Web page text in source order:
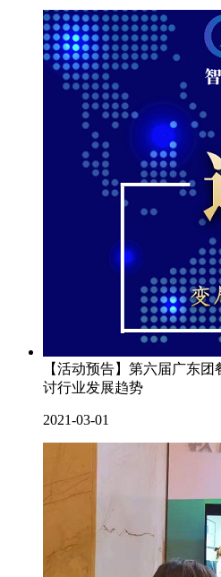
【活动预告】第六届广东
讨行业发展趋势
2021-03-01